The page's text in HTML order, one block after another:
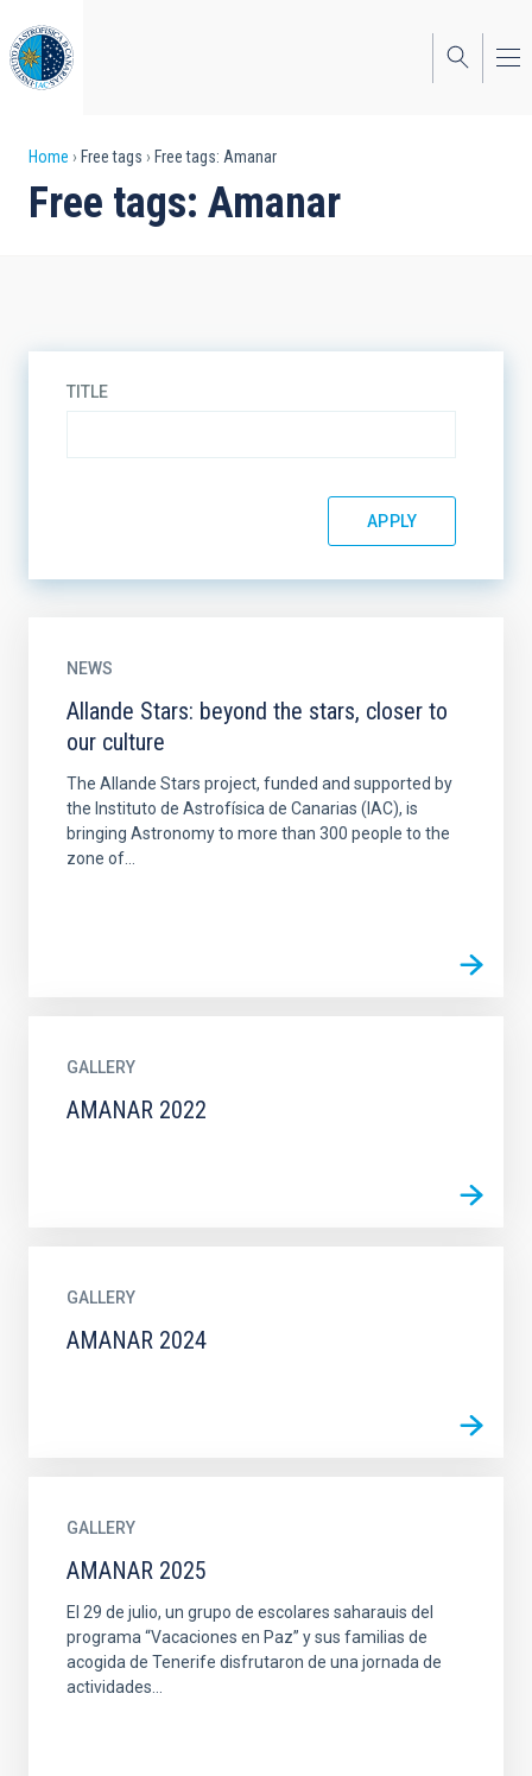
to
main
content
Breadcrumb
Home Free tags Free tags: Amanar
Free tags: Amanar
TITLE
NEWS
Allande Stars: beyond the stars, closer to
our culture
The Allande Stars project, funded and supported by
the Instituto de Astrofísica de Canarias (IAC), is
bringing Astronomy to more than 300 people to the
zone of...
GALLERY
AMANAR 2022
GALLERY
AMANAR 2024
GALLERY
AMANAR 2025
El 29 de julio, un grupo de escolares saharauis del
programa “Vacaciones en Paz” y sus familias de
acogida de Tenerife disfrutaron de una jornada de
actividades...